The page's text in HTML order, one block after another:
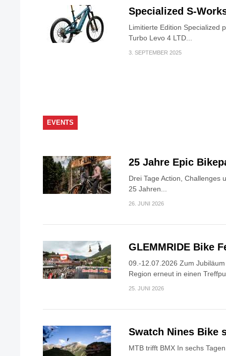
Specialized S-
Limitierte Edition Specialized
Turbo Levo 4 LTD...
3. SEPTEMBER 2025
EVENTS
25 Jahre Epic
Drei Tage Action, Challenges
25 Jahren...
26. JUNI 2026
GLEMMRIDE Bike
09.-12.07.2026 Zum
Region erneut in einen
25. JUNI 2026
Swatch Nines Bike
MTB trifft BMX In sechs